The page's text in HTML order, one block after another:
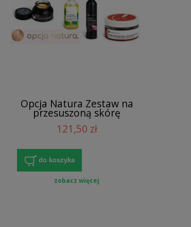
Opcja Natura Zestaw na
przesuszoną skórę
121,50 zł
do koszyka
zobacz więcej